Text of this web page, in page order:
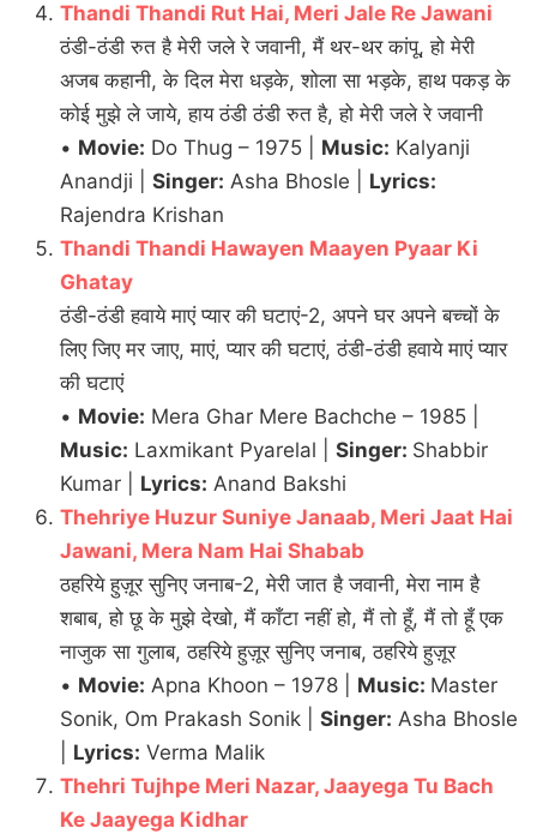
Thandi Thandi Rut Hai, Meri Jale Re Jawani
ठंडी-ठंडी रुत है मेरी जले रे जवानी, मैं थर-थर कांपू, हो मेरी
अजब कहानी, के दिल मेरा धड़के, शोला सा भड़के, हाथ पकड़ के
कोई मुझे ले जाये, हाय ठंडी ठंडी रुत है, हो मेरी जले रे जवानी
• Movie: Do Thug – 1975 | Music: Kalyanji
Anandji | Singer: Asha Bhosle | Lyrics:
Rajendra Krishan
Thandi Thandi Hawayen Maayen Pyaar Ki
Ghatay
ठंडी-ठंडी हवाये माएं प्यार की घटाएं-2, अपने घर अपने बच्चों के
लिए जिए मर जाए, माएं, प्यार की घटाएं, ठंडी-ठंडी हवाये माएं प्यार
की घटाएं
• Movie: Mera Ghar Mere Bachche – 1985 |
Music: Laxmikant Pyarelal | Singer: Shabbir
Kumar | Lyrics: Anand Bakshi
Thehriye Huzur Suniye Janaab, Meri Jaat Hai
Jawani, Mera Nam Hai Shabab
ठहरिये हुज़ूर सुनिए जनाब-2, मेरी जात है जवानी, मेरा नाम है
शबाब, हो छू के मुझे देखो, मैं काँटा नहीं हो, मैं तो हूँ, मैं तो हूँ एक
नाजुक सा गुलाब, ठहरिये हुज़ूर सुनिए जनाब, ठहरिये हुज़ूर
• Movie: Apna Khoon – 1978 | Music: Master
Sonik, Om Prakash Sonik | Singer: Asha Bhosle
Lyrics: Verma Malik
Thehri Tujhpe Meri Nazar, Jaayega Tu Bach
Ke Jaayega Kidhar